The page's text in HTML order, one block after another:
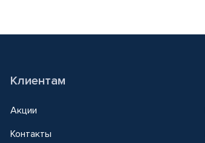
Клиентам
Акции
Контакты